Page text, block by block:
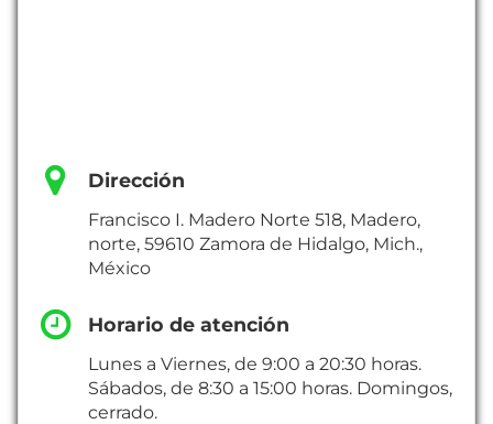
Dirección
Francisco I. Madero Norte 518, Madero,
norte, 59610 Zamora de Hidalgo, Mich.,
México
Horario de atención
Lunes a Viernes, de 9:00 a 20:30 horas.
Sábados, de 8:30 a 15:00 horas. Domingos,
cerrado.